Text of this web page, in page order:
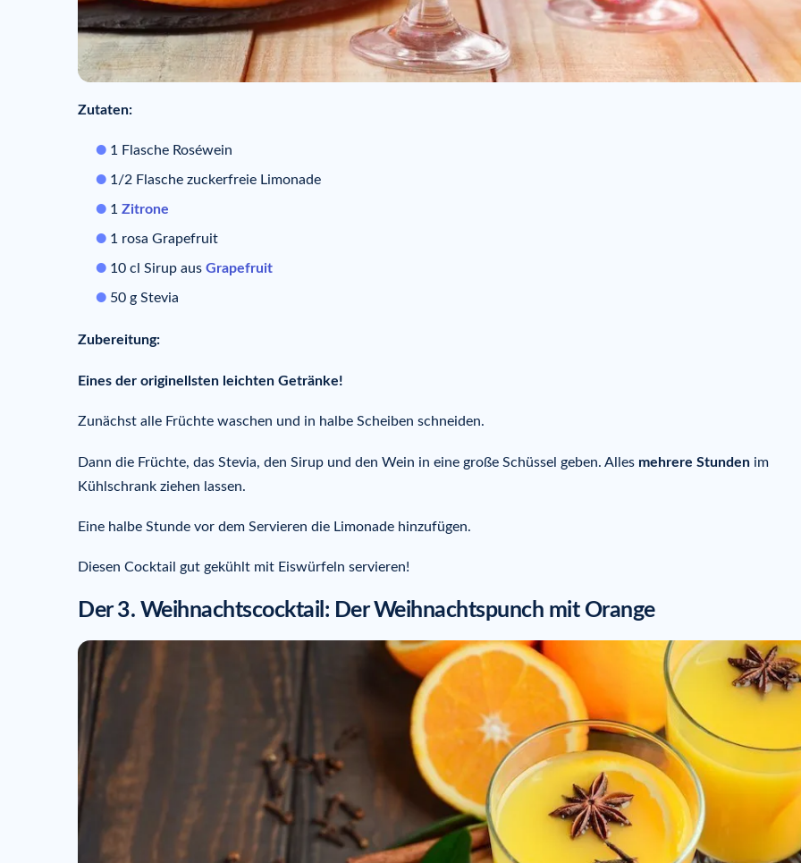
Zutaten:
1 Flasche Roséwein
1/2 Flasche zuckerfreie Limonade
1 Zitrone
1 rosa Grapefruit
10 cl Sirup aus Grapefruit
50 g Stevia
Zubereitung:
Eines der originellsten leichten Getränke!
Zunächst alle Früchte waschen und in halbe Scheiben schneiden.
Dann die Früchte, das Stevia, den Sirup und den Wein in eine große Schüssel geben. Alles mehrere Stunden im
Kühlschrank ziehen lassen.
Eine halbe Stunde vor dem Servieren die Limonade hinzufügen.
Diesen Cocktail gut gekühlt mit Eiswürfeln servieren!
Der 3. Weihnachtscocktail: Der Weihnachtspunch mit Orange